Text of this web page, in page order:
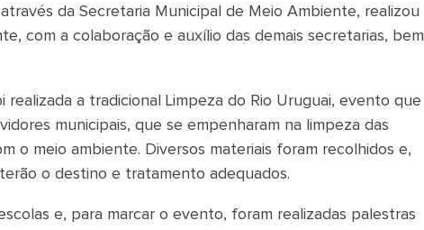
da Secretaria Municipal de Meio Ambiente, realizou
com a colaboração e auxílio das demais secretarias, bem
realizada a tradicional Limpeza do Rio Uruguai, evento que
municipais, que se empenharam na limpeza das
o meio ambiente. Diversos materiais foram recolhidos e,
o destino e tratamento adequados.
e, para marcar o evento, foram realizadas palestras